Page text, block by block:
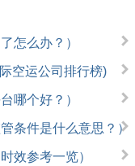
怎么办？）
空运公司排行榜)
哪个好？）
条件是什么意思？）
效参考一览）